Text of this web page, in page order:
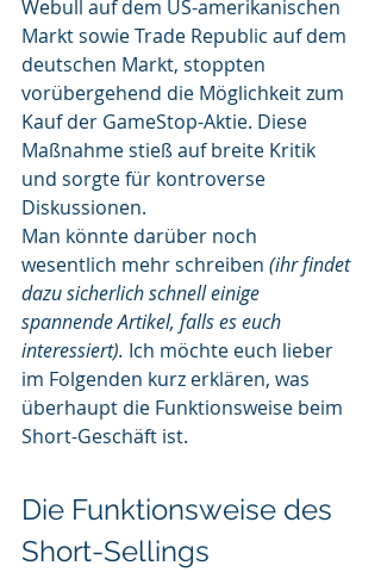
Webull auf dem US-amerikanischen
Markt sowie Trade Republic auf dem
deutschen Markt, stoppten
vorübergehend die Möglichkeit zum
Kauf der GameStop-Aktie. Diese
Maßnahme stieß auf breite Kritik
und sorgte für kontroverse
Diskussionen.
Man könnte darüber noch
wesentlich mehr schreiben (ihr findet
dazu sicherlich schnell einige
spannende Artikel, falls es euch
interessiert). Ich möchte euch lieber
im Folgenden kurz erklären, was
überhaupt die Funktionsweise beim
Short-Geschäft ist.
Die Funktionsweise des
Short-Sellings